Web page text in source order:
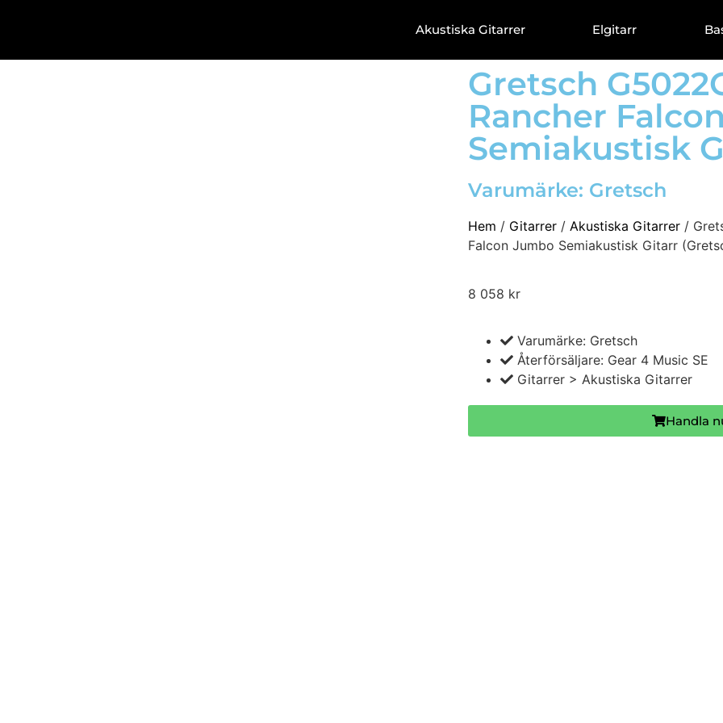
Akustiska Gitarrer Elgitarr
Gretsch
Rancher
Semiakustisk
Varumärke: Gretsch
Hem / Gitarrer / Akustiska Gitarrer /
Falcon Jumbo Semiakustisk Gitarr
8 058 kr
Varumärke: Gretsch
Återförsäljare: Gear 4 Music SE
Gitarrer > Akustiska Gitarrer
Handla